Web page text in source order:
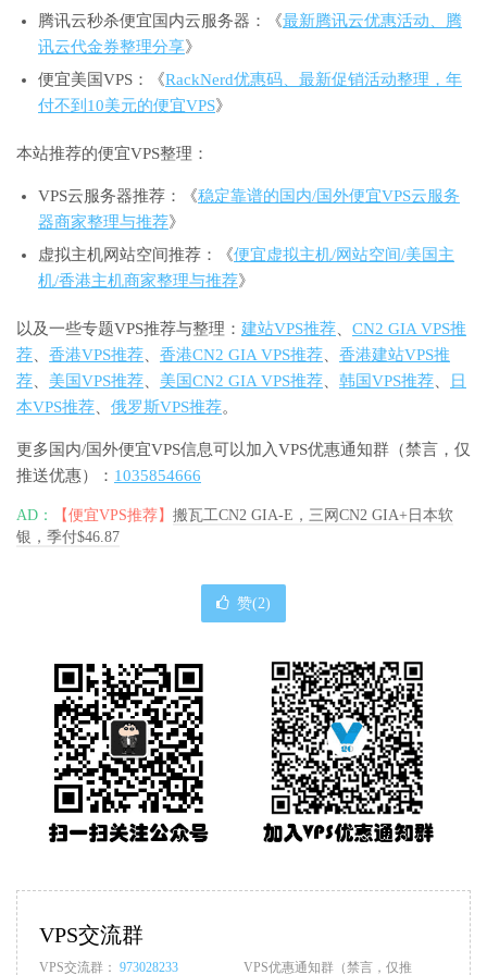
腾讯云秒杀便宜国内云服务器：《最新腾讯云优惠活动、腾
讯云代金券整理分享》
便宜美国VPS：《RackNerd优惠码、最新促销活动整理，年
付不到10美元的便宜VPS》
本站推荐的便宜VPS整理：
VPS云服务器推荐：《稳定靠谱的国内/国外便宜VPS云服务
器商家整理与推荐》
虚拟主机网站空间推荐：《便宜虚拟主机/网站空间/美国主
机/香港主机商家整理与推荐》
以及一些专题VPS推荐与整理： 建站VPS推荐
CN2 GIA VPS推
荐
香港VPS推荐 香港CN2 GIA VPS推荐
香港建站VPS推
荐
美国VPS推荐 美国CN2 GIA VPS推荐 韩国VPS推荐
日
本VPS推荐
俄罗斯VPS推荐。
更多国内/国外便宜VPS信息可以加入VPS优惠通知群（禁言，仅
推送优惠）： 1035854666
AD： 【便宜VPS推荐】 搬瓦工CN2 GIA-E，三网CN2 GIA+日本软
银，季付$46.87
赞(2)
VPS交流群
VPS交流群： 973028233 VPS优惠通知群（禁言，仅推